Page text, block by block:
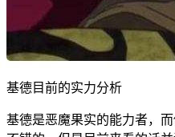
基德目前的实力分析
基德是恶魔果实的能力者，